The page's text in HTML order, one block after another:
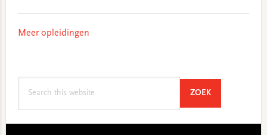
Meer opleidingen
ZOEKSEARCH